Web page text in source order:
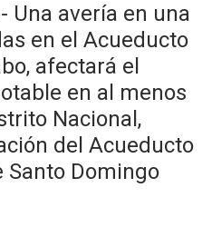
Una avería en una
en el Acueducto
afectará el
en al menos
Nacional,
del Acueducto
Santo Domingo